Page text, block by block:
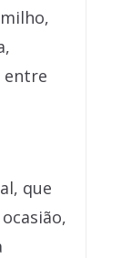
entre
que